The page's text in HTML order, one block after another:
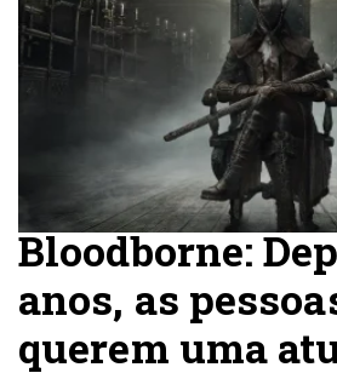
Bloodborne:
anos, as
querem uma